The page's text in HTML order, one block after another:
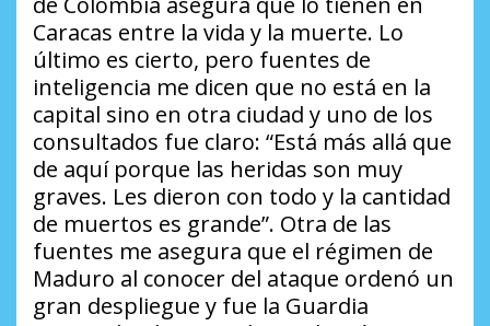
Caracas entre la vida y la muerte. Lo
último es cierto, pero fuentes de
inteligencia me dicen que no está en la
capital sino en otra ciudad y uno de los
consultados fue claro: “Está más allá que
de aquí porque las heridas son muy
graves. Les dieron con todo y la cantidad
de muertos es grande”. Otra de las
fuentes me asegura que el régimen de
Maduro al conocer del ataque ordenó un
gran despliegue y fue la Guardia